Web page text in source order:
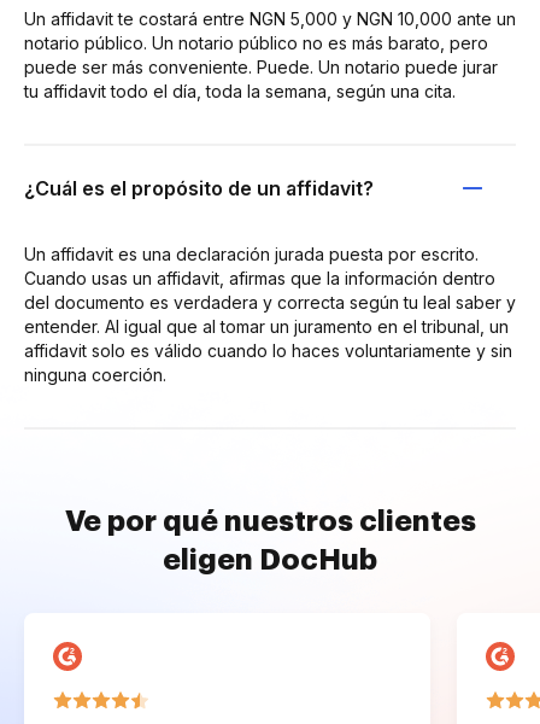
Un affidavit te costará entre NGN 5,000 y NGN 10,000 ante un
notario público. Un notario público no es más barato, pero
puede ser más conveniente. Puede. Un notario puede jurar
tu affidavit todo el día, toda la semana, según una cita.
¿Cuál es el propósito de un affidavit?
Un affidavit es una declaración jurada puesta por escrito.
Cuando usas un affidavit, afirmas que la información dentro
del documento es verdadera y correcta según tu leal saber y
entender. Al igual que al tomar un juramento en el tribunal, un
affidavit solo es válido cuando lo haces voluntariamente y sin
ninguna coerción.
Ve por qué nuestros clientes
eligen DocHub